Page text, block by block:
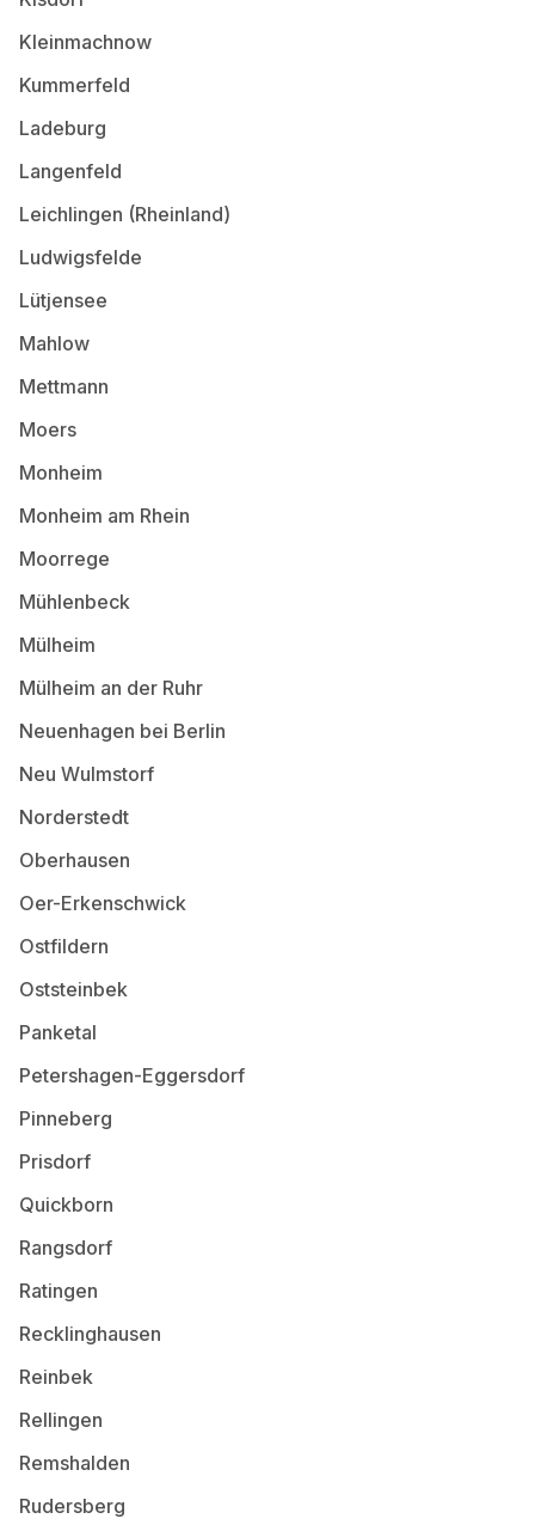
Kleinmachnow
Kummerfeld
Ladeburg
Langenfeld
Leichlingen (Rheinland)
Ludwigsfelde
Lütjensee
Mahlow
Mettmann
Moers
Monheim
Monheim am Rhein
Moorrege
Mühlenbeck
Mülheim
Mülheim an der Ruhr
Neuenhagen bei Berlin
Neu Wulmstorf
Norderstedt
Oberhausen
Oer-Erkenschwick
Ostfildern
Oststeinbek
Panketal
Petershagen-Eggersdorf
Pinneberg
Prisdorf
Quickborn
Rangsdorf
Ratingen
Recklinghausen
Reinbek
Rellingen
Remshalden
Rudersberg